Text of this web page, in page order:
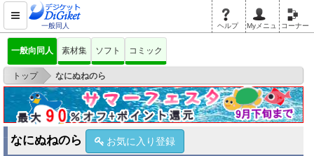
一般同人 ヘルプ Myメニュ コーナー
一般向同人 素材集 ソフト コミック
トップ > なにぬねのら
なにぬねのら お気に入り登録